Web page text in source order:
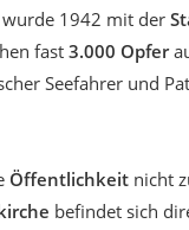
wurde 1942 mit der
fast 3.000 Opfer
Seefahrer und
Öffentlichkeit nicht
befindet sich